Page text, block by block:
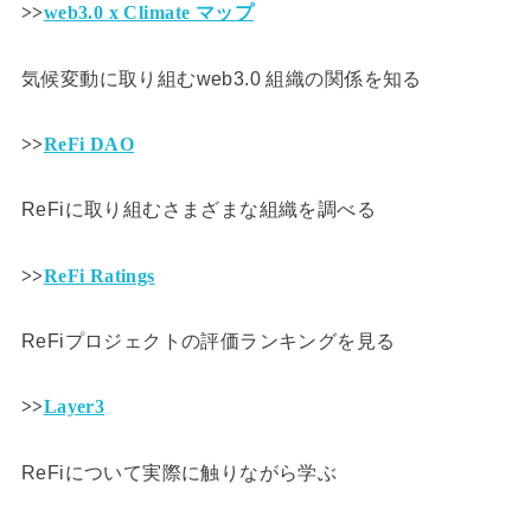
>>web3.0 x Climate マップ
気候変動に取り組むweb3.0 組織の関係を知る
>>ReFi DAO
ReFiに取り組むさまざまな組織を調べる
>>ReFi Ratings
ReFiプロジェクトの評価ランキングを見る
>>Layer3
ReFiについて実際に触りながら学ぶ